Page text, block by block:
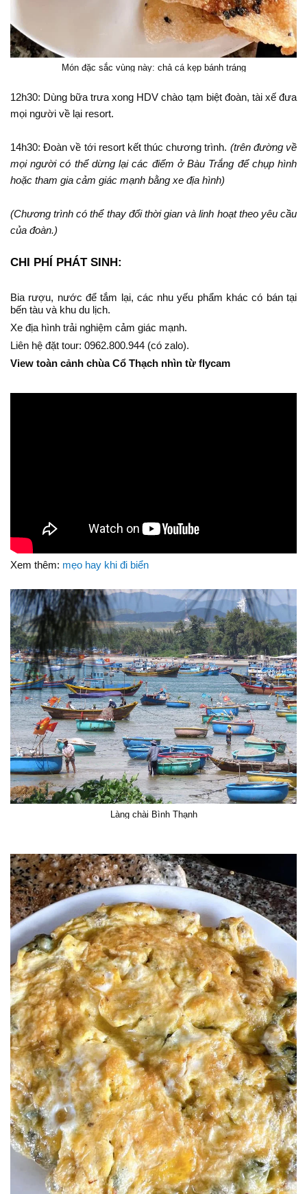
Món đặc sắc vùng này: chả cá kẹp bánh tráng
12h30: Dùng bữa trưa xong HDV chào tạm biệt đoàn, tài xế đưa
mọi người về lại resort.
14h30: Đoàn về tới resort kết thúc chương trình. (trên đường về
mọi người có thể dừng lại các điểm ở Bàu Trắng để chụp hình
hoặc tham gia cảm giác mạnh bằng xe địa hình)
(Chương trình có thể thay đổi thời gian và linh hoạt theo yêu cầu
của đoàn.)
CHI PHÍ PHÁT SINH:
Bia rượu, nước để tắm lại, các nhu yếu phẩm khác có bán tại
bến tàu và khu du lịch.
Xe địa hình trải nghiệm cảm giác mạnh.
Liên hệ đặt tour: 0962.800.944 (có zalo).
View toàn cảnh chùa Cổ Thạch nhìn từ flycam
Xem thêm: mẹo hay khi đi biển
Làng chài Bình Thạnh